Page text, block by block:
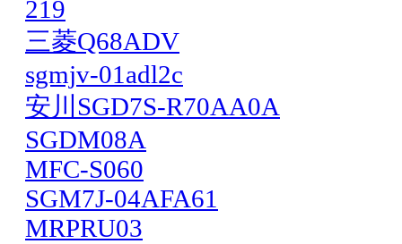
219
三菱Q68ADV
sgmjv-01adl2c
安川SGD7S-R70AA0A
SGDM08A
MFC-S060
SGM7J-04AFA61
MRPRU03